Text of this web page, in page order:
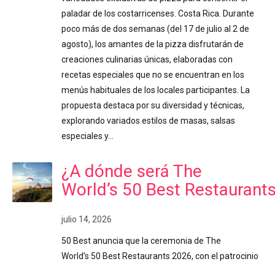
paladar de los costarricenses. Costa Rica. Durante
poco más de dos semanas (del 17 de julio al 2 de
agosto), los amantes de la pizza disfrutarán de
creaciones culinarias únicas, elaboradas con
recetas especiales que no se encuentran en los
menús habituales de los locales participantes. La
propuesta destaca por su diversidad y técnicas,
explorando variados estilos de masas, salsas
especiales y…
¿A dónde será The
World’s 50 Best
julio 14, 2026
50 Best anuncia que la ceremonia de The
World’s 50 Best Restaurants 2026, con el patrocinio